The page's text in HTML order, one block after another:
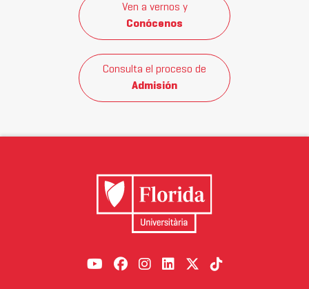
Ven a vernos y
Conócenos
Consulta el proceso de
Admisión